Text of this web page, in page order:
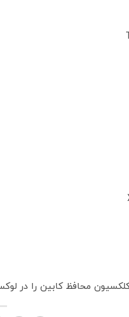
محافظ کابین را در